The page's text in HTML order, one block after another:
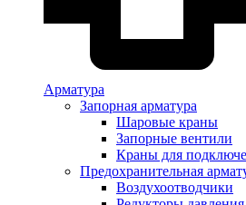
Арматура
Запорная арматура
Шаровые краны
Запорные вентили
Краны для
Предохранительная
Воздухоотводчики